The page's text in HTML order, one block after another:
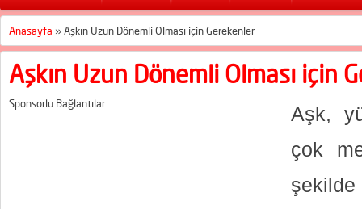
Anasayfa »Aşkın Uzun Dönemli Olması için Gerekenler
Aşkın Uzun Dönemli Olması için
Sponsorlu Bağlantılar
Aşk,
çok